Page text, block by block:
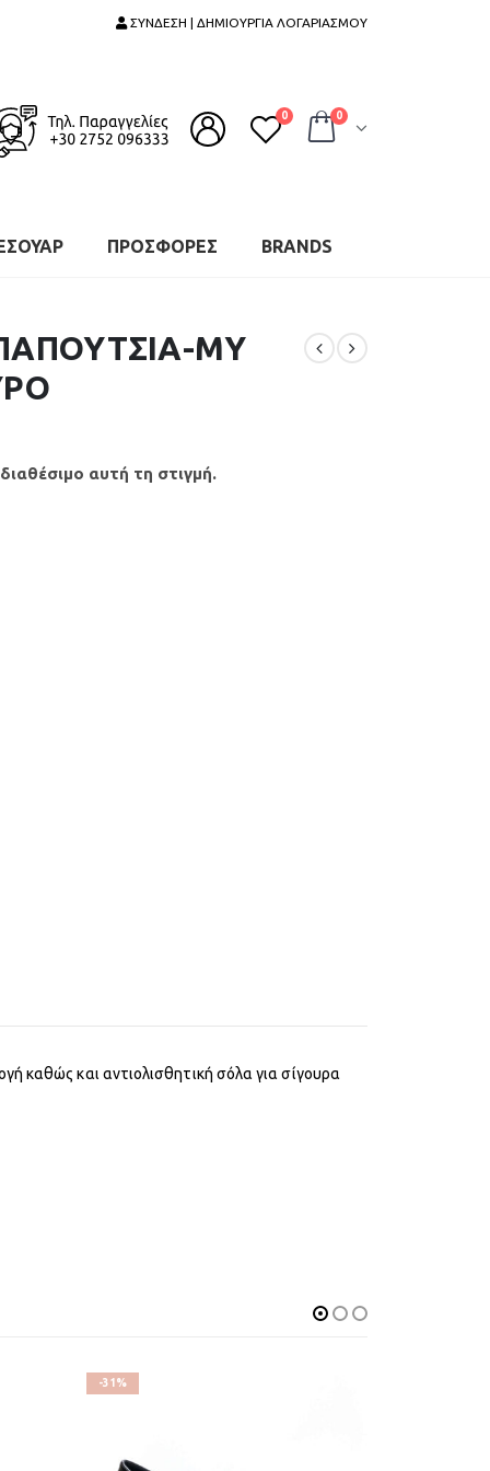
ΣΥΝΔΕΣΗ | ΔΗΜΙΟΥΡΓΙΑ ΛΟΓΑΡΙΑΣΜΟΥ
0 0
ΠΡΟΣΦΟΡΕΣ BRANDS
MY
αυτή τη στιγμή.
καθώς και αντιολισθητική σόλα για σίγουρα
-31%